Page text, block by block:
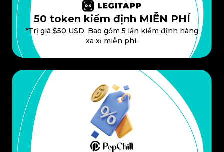
50 token kiểm định MIỄN PHÍ
*Trị giá $50 USD. Bao gồm 5 lần kiểm định hàng
xa xỉ miễn phí.